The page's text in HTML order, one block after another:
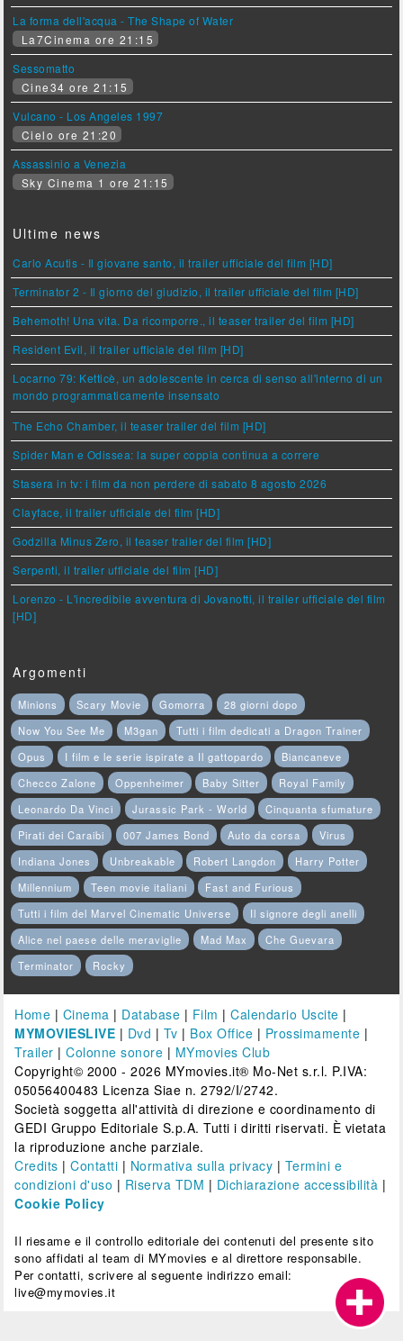
La forma dell'acqua - The Shape of Water
La7Cinema ore 21:15
Sessomatto
Cine34 ore 21:15
Vulcano - Los Angeles 1997
Cielo ore 21:20
Assassinio a Venezia
Sky Cinema 1 ore 21:15
Ultime news
Carlo Acutis - Il giovane santo, il trailer ufficiale del film [HD]
Terminator 2 - Il giorno del giudizio, il trailer ufficiale del film [HD]
Behemoth! Una vita. Da ricomporre., il teaser trailer del film [HD]
Resident Evil, il trailer ufficiale del film [HD]
Locarno 79: Ketticè, un adolescente in cerca di senso all'interno di un
mondo programmaticamente insensato
The Echo Chamber, il teaser trailer del film [HD]
Spider Man e Odissea: la super coppia continua a correre
Stasera in tv: i film da non perdere di sabato 8 agosto 2026
Clayface, il trailer ufficiale del film [HD]
Godzilla Minus Zero, il teaser trailer del film [HD]
Serpenti, il trailer ufficiale del film [HD]
Lorenzo - L'incredibile avventura di Jovanotti, il trailer ufficiale del film
[HD]
Argomenti
Minions Scary Movie Gomorra
28 giorni dopo
Now You See Me
M3gan
Tutti i film dedicati a Dragon Trainer
Opus
I film e le serie ispirate a Il gattopardo
Biancaneve
Checco Zalone
Oppenheimer Baby Sitter
Royal Family
Leonardo Da Vinci
Jurassic Park - World
Cinquanta sfumature
Pirati dei Caraibi
007 James Bond Auto da corsa
Virus
Indiana Jones
Unbreakable Robert Langdon
Harry Potter
Millennium
Teen movie italiani
Fast and Furious
Tutti i film del Marvel Cinematic Universe
Il signore degli anelli
Alice nel paese delle meraviglie
Mad Max
Che Guevara
Terminator
Rocky
Home | Cinema | Database | Film |Calendario Uscite |
MYMOVIESLIVE | Dvd | Tv | Box Office | Prossimamente |
Trailer |Colonne sonore | MYmovies Club
Copyright© 2000 - 2026 MYmovies.it® Mo-Net s.r.l. P.IVA:
05056400483 Licenza Siae n. 2792/I/2742.
Società soggetta all'attività di direzione e coordinamento di
GEDI Gruppo Editoriale S.p.A. Tutti i diritti riservati. È vietata
la riproduzione anche parziale.
Credits |Contatti | Normativa sulla privacy | Termini e
condizioni d'uso | Riserva TDM | Dichiarazione accessibilità |
Cookie Policy
Il riesame e il controllo editoriale dei contenuti del presente sito
sono affidati al team di MYmovies e al direttore responsabile.
Per contatti, scrivere al seguente indirizzo email:
live@mymovies.it